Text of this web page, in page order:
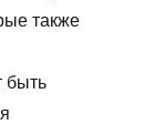
также
быть